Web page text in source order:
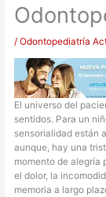
/Odontopediatría
El universo del
sentidos. Para un
sensorialidad están
aunque, hay una
momento de alegría
el dolor, la
memoria a largo